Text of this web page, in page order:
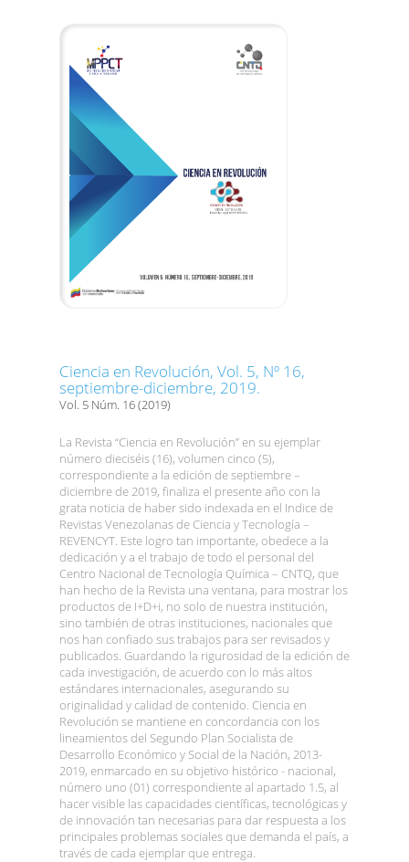
Ciencia en Revolución, Vol. 5, Nº 16,
septiembre-diciembre, 2019.
Vol. 5 Núm. 16 (2019)
La Revista “Ciencia en Revolución” en su ejemplar
número dieciséis (16), volumen cinco (5),
correspondiente a la edición de septiembre –
diciembre de 2019, finaliza el presente año con la
grata noticia de haber sido indexada en el Indice de
Revistas Venezolanas de Ciencia y Tecnología –
REVENCYT. Este logro tan importante, obedece a la
dedicación y a el trabajo de todo el personal del
Centro Nacional de Tecnología Química – CNTQ, que
han hecho de la Revista una ventana, para mostrar los
productos de I+D+i, no solo de nuestra institución,
sino también de otras instituciones, nacionales que
nos han confiado sus trabajos para ser revisados y
publicados. Guardando la rigurosidad de la edición de
cada investigación, de acuerdo con lo más altos
estándares internacionales, asegurando su
originalidad y calidad de contenido. Ciencia en
Revolución se mantiene en concordancia con los
lineamientos del Segundo Plan Socialista de
Desarrollo Económico y Social de la Nación, 2013-
2019, enmarcado en su objetivo histórico - nacional,
número uno (01) correspondiente al apartado 1.5, al
hacer visible las capacidades científicas, tecnológicas y
de innovación tan necesarias para dar respuesta a los
principales problemas sociales que demanda el país, a
través de cada ejemplar que entrega.